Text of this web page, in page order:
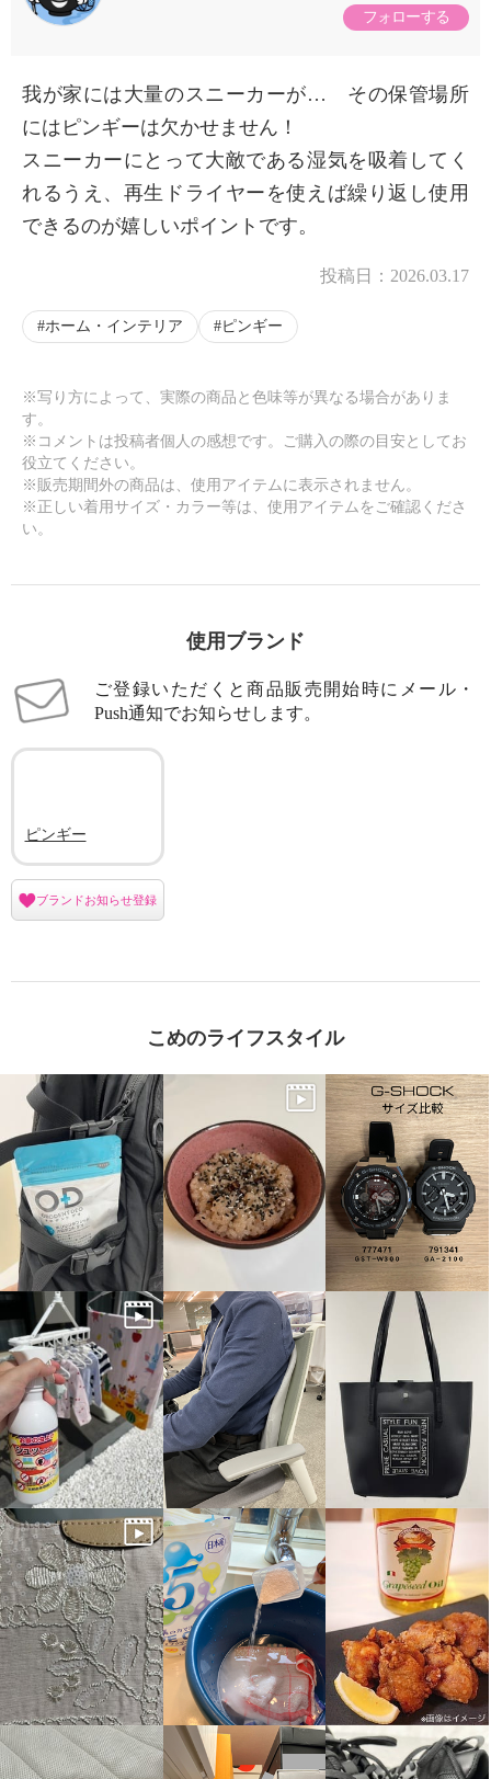
フォローする
我が家には大量のスニーカーが… その保管場所
にはピンギーは欠かせません！
スニーカーにとって大敵である湿気を吸着してく
れるうえ、再生ドライヤーを使えば繰り返し使用
できるのが嬉しいポイントです。
投稿日： 2026.03.17
ホーム・インテリア ピンギー
※写り方によって、実際の商品と色味等が異なる場合がありま
す。
※コメントは投稿者個人の感想です。ご購入の際の目安としてお
役立てください。
※販売期間外の商品は、使用アイテムに表示されません。
※正しい着用サイズ・カラー等は、使用アイテムをご確認くださ
い。
使用ブランド
ご登録いただくと商品販売開始時にメール・
Push通知でお知らせします。
ピンギー
ブランドお知らせ登録
こめのライフスタイル